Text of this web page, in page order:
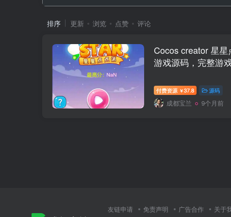
排序 更新 浏览 点赞 评论
Cocos creator 星
游戏源码，完整游
付费资源 ￥37.8 源码
成都宝兰 9个月前
友链申请 免责声明 广告合作 关于